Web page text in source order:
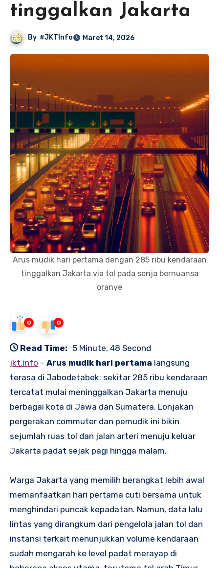
tinggalkan Jakarta
By #JKTInfo Maret 14, 2026
Arus mudik hari pertama dengan 285 ribu kendaraan
tinggalkan Jakarta via tol pada senja bernuansa
oranye
0 0
Read Time: 5 Minute, 48 Second
jkt.info – Arus mudik hari pertama langsung
terasa di Jabodetabek: sekitar 285 ribu kendaraan
tercatat mulai meninggalkan Jakarta menuju
berbagai kota di Jawa dan Sumatera. Lonjakan
pergerakan commuter dan pemudik ini bikin
sejumlah ruas tol dan jalan arteri menuju keluar
Jakarta padat sejak pagi hingga malam.
Warga Jakarta yang memilih berangkat lebih awal
memanfaatkan hari pertama cuti bersama untuk
menghindari puncak kepadatan. Namun, data lalu
lintas yang dirangkum dari pengelola jalan tol dan
instansi terkait menunjukkan volume kendaraan
sudah mengarah ke level padat merayap di